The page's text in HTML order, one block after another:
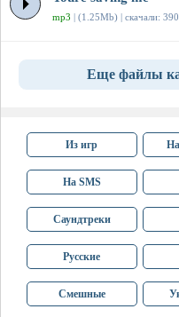
mp3 | (1.25Mb) | скачали: 390
Еще файлы
Из игр
На SMS
Саундтреки
Русские
Смешные